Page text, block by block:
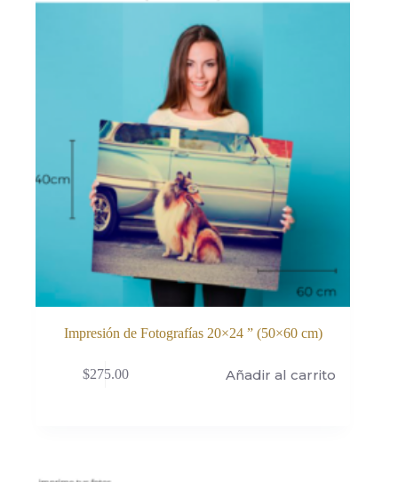
Impresión de Fotografías 20×24 ” (50×60 cm)
$275.00 Añadir al carrito